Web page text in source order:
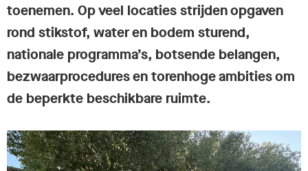
toenemen. Op veel locaties strijden opgaven
rond stikstof, water en bodem sturend,
nationale programma’s, botsende belangen,
bezwaarprocedures en torenhoge ambities om
de beperkte beschikbare ruimte.